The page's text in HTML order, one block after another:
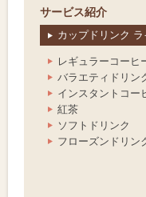
サービス紹介
カップドリンク
レギュラーコーヒ
バラエティドリン
インスタントコー
紅茶
ソフトドリンク
フローズンドリン